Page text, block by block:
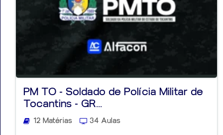
PM TO - Soldado de Polícia Militar de
Tocantins - GR...
12 Matérias 34 Aulas